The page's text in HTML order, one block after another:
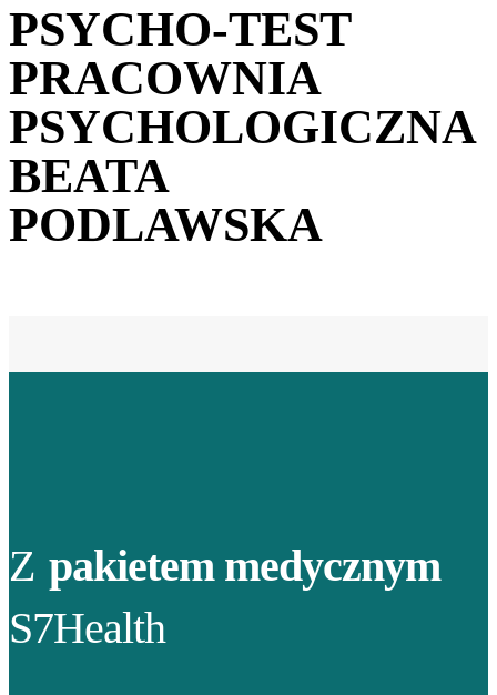
PSYCHO-TEST
PRACOWNIA
PSYCHOLOGICZNA
BEATA
PODLAWSKA
Z pakietem medycznym
S7Health